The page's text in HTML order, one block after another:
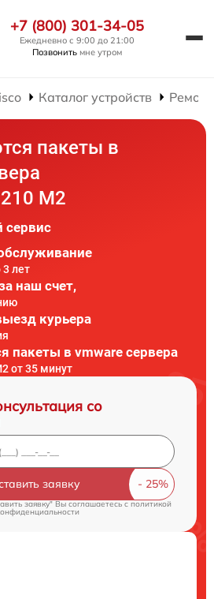
+7 (800) 301-34-05
Ежедневно с 9:00 до 21:00
Позвонить мне утром
Каталог устройств
пакеты в
M2
3 лет
наш счет,
курьера
пакеты в vmware сервера
от 35 минут
со
заявку
заявку" Вы соглашаетесь cполитикой